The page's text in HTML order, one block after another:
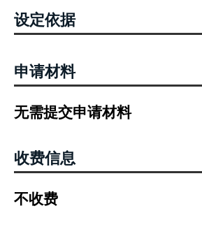
设定依据
申请材料
无需提交申请材料
收费信息
不收费